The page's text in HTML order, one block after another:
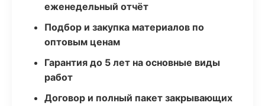
еженедельный отчёт
Подбор и закупка материалов по
оптовым ценам
Гарантия до 5 лет на основные виды
работ
Договор и полный пакет закрывающих